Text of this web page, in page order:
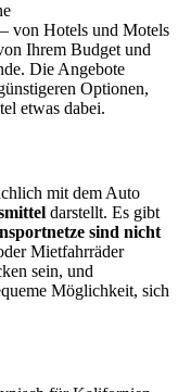
von Hotels und Motels
Ihrem Budget und
Die Angebote
Optionen,
etwas dabei.
mit dem Auto
darstellt. Es gibt
sind nicht
Mietfahrräder
sein, und
Möglichkeit, sich